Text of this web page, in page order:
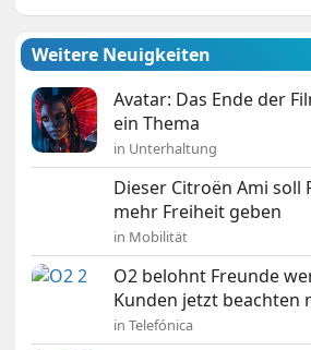
Weitere Neuigkeiten
Avatar: Das Ende der
ein Thema
in Unterhaltung
Dieser Citroën Ami
mehr Freiheit geben
in Mobilität
O2 belohnt Freunde
Kunden jetzt beachten
in Telefónica